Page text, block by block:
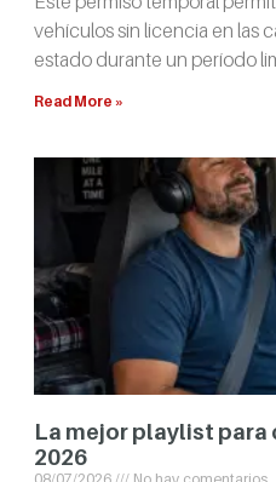
vehículos sin licencia en las
estado durante un período
Read More »
La mejor playlist para
2026